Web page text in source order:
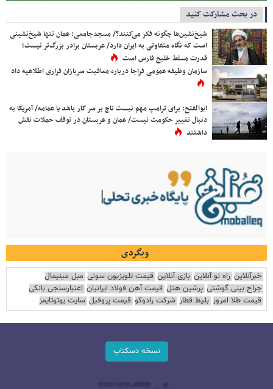
در بحث مشارکت کنید
شیخ‌نشین‌ها چگونه فکر می‌کنند؟/ مسجدجامعی: عمان تنها شیخ‌نشینی
است که نگاه متفاوتی به ایران دارد/ عربستان برادر بزرگ‌تر نیست؛
قدرت مسلط خلیج فارس است
سازمان وظیفه عمومی فراجا درباره معافیت سربازان فراری اطلاعیه داد
ابوالفتح: برای ترامپ مهم نیست تاج بر سر کار باشد یا عمامه/ آمریکا به
دنبال تغییر حکومت نیست/ عمان و عربستان در توقف حملات نقش
داشتند
وبگردی
خبرآنلاین راه نو آنلاین بازی آنلاین قیمت تلویزیون سونی مبل مینیمال
جراح بینی گوشتی پرشین هتل قیمت آهن فولاد ایرانیان اعتبارسنجی بانکی
قیمت طلا امروز بلیط قطار شرکت رادوکو قیمت پروفیل سایت یوتوتایمز
نسخه دسکتاپ